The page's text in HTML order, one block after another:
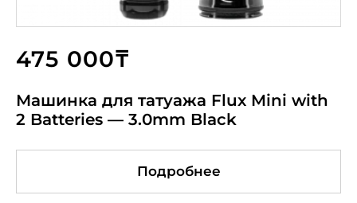
475 000₸
Машинка для татуажа Flux Mini with
2 Batteries — 3.0mm Black
Подробнее